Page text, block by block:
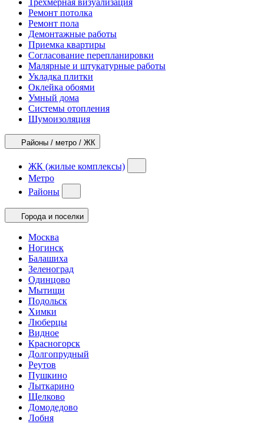
Трехмерная визуализация
Ремонт потолка
Ремонт пола
Демонтажные работы
Приемка квартиры
Согласование перепланировки
Малярные и штукатурные работы
Укладка плитки
Оклейка обоями
Умный дома
Системы отопления
Шумоизоляция
Районы / метро / ЖК
ЖК (жилые комплексы)
Метро
Районы
Города и поселки
Москва
Ногинск
Балашиха
Зеленоград
Одинцово
Мытищи
Подольск
Химки
Люберцы
Видное
Красногорск
Долгопрудный
Реутов
Пушкино
Лыткарино
Щелково
Домодедово
Лобня